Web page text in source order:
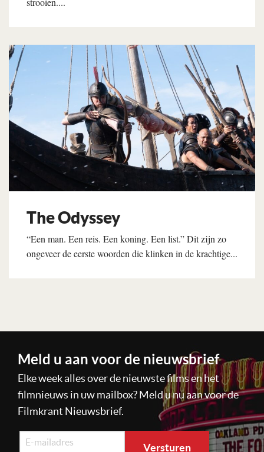
Lees verder
The Odyssey
“Een man. Een reis. Een koning. Een list.” Dit zijn zo
ongeveer de eerste woorden die klinken in de krachtige...
Meld u aan voor de nieuwsbrief
Elke week alles over de nieuwste films en het
filmnieuws in uw mailbox? Meld u nu aan voor de
Filmkrant Nieuwsbrief.